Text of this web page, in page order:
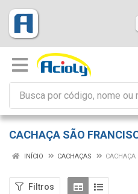
CACHAÇA SÃO
INÍCIO CACHAÇAS CACHAÇA
Filtros